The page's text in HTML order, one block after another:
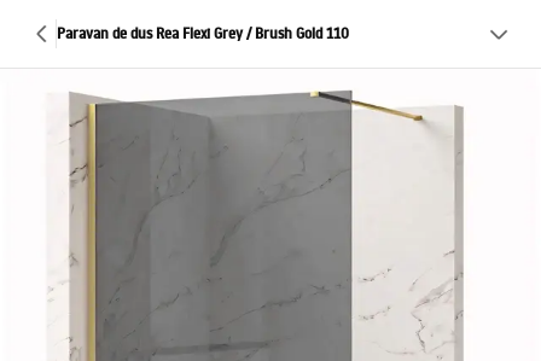
Paravan de dus Rea Flexi Grey / Brush Gold 110